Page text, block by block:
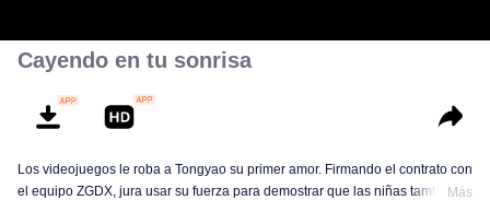
Cayendo en tu sonrisa
Los videojuegos le roba a Tongyao su primer amor. Firmando el contrato con
el equipo ZGDX, jura usar su fuerza para demostrar que las niñas tambiénMás